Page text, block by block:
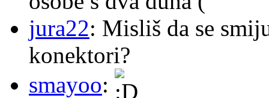
jura22: Misliš da se
konektori?
smayoo: